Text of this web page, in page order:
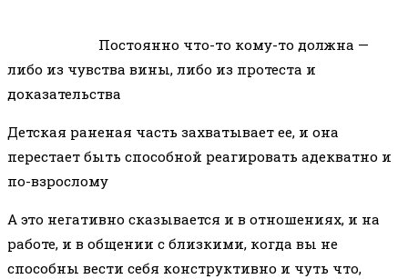
Постоянно что-то кому-то должна —
либо из чувства вины, либо из протеста и
доказательства
Детская раненая часть захватывает ее, и она
перестает быть способной реагировать адекватно и
по-взрослому
А это негативно сказывается и в отношениях, и на
работе, и в общении с близкими, когда вы не
способны вести себя конструктивно и чуть что,